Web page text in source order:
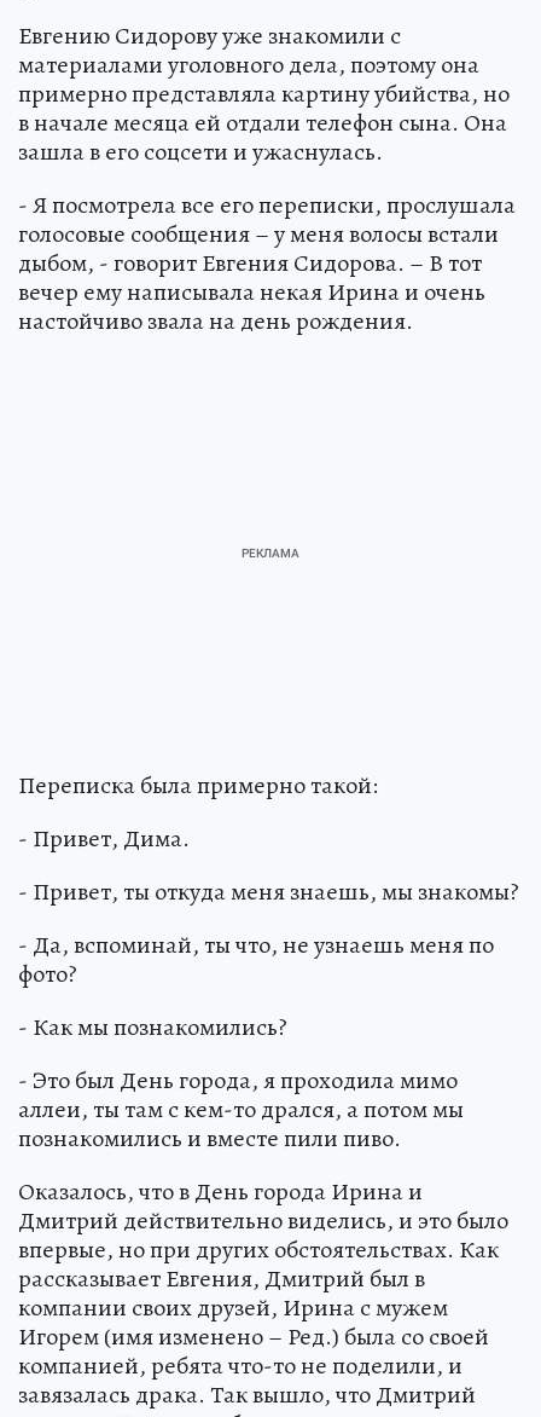
Евгению Сидорову уже знакомили с
материалами уголовного дела, поэтому она
примерно представляла картину убийства, но
в начале месяца ей отдали телефон сына. Она
зашла в его соцсети и ужаснулась.
- Я посмотрела все его переписки, прослушала
голосовые сообщения – у меня волосы встали
дыбом, - говорит Евгения Сидорова. – В тот
вечер ему написывала некая Ирина и очень
настойчиво звала на день рождения.
Переписка была примерно такой:
- Привет, Дима.
- Привет, ты откуда меня знаешь, мы знакомы?
- Да, вспоминай, ты что, не узнаешь меня по
фото?
- Как мы познакомились?
- Это был День города, я проходила мимо
аллеи, ты там с кем-то дрался, а потом мы
познакомились и вместе пили пиво.
Оказалось, что в День города Ирина и
Дмитрий действительно виделись, и это было
впервые, но при других обстоятельствах. Как
рассказывает Евгения, Дмитрий был в
компании своих друзей, Ирина с мужем
Игорем (имя изменено – Ред.) была со своей
компанией, ребята что-то не поделили, и
завязалась драка. Так вышло, что Дмитрий